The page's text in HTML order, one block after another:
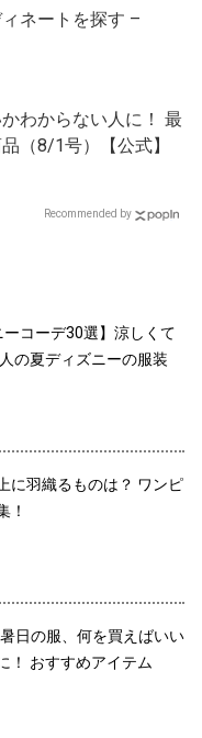
ネートを探す –
わからない人に！ 最
（8/1号）【公式】
Recommended by
ーコーデ30選】涼しくて
の夏ディズニーの服装
に羽織るものは？ ワンピ
！
日の服、何を買えばいい
！ おすすめアイテム